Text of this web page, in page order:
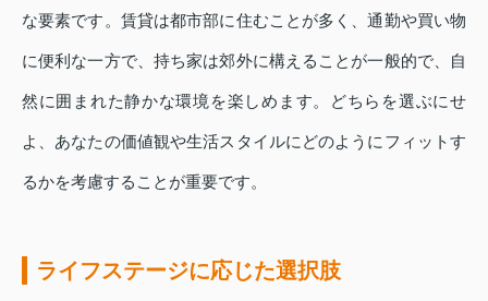
な要素です。賃貸は都市部に住むことが多く、通勤や買い物
に便利な一方で、持ち家は郊外に構えることが一般的で、自
然に囲まれた静かな環境を楽しめます。どちらを選ぶにせ
よ、あなたの価値観や生活スタイルにどのようにフィットす
るかを考慮することが重要です。
ライフステージに応じた選択肢